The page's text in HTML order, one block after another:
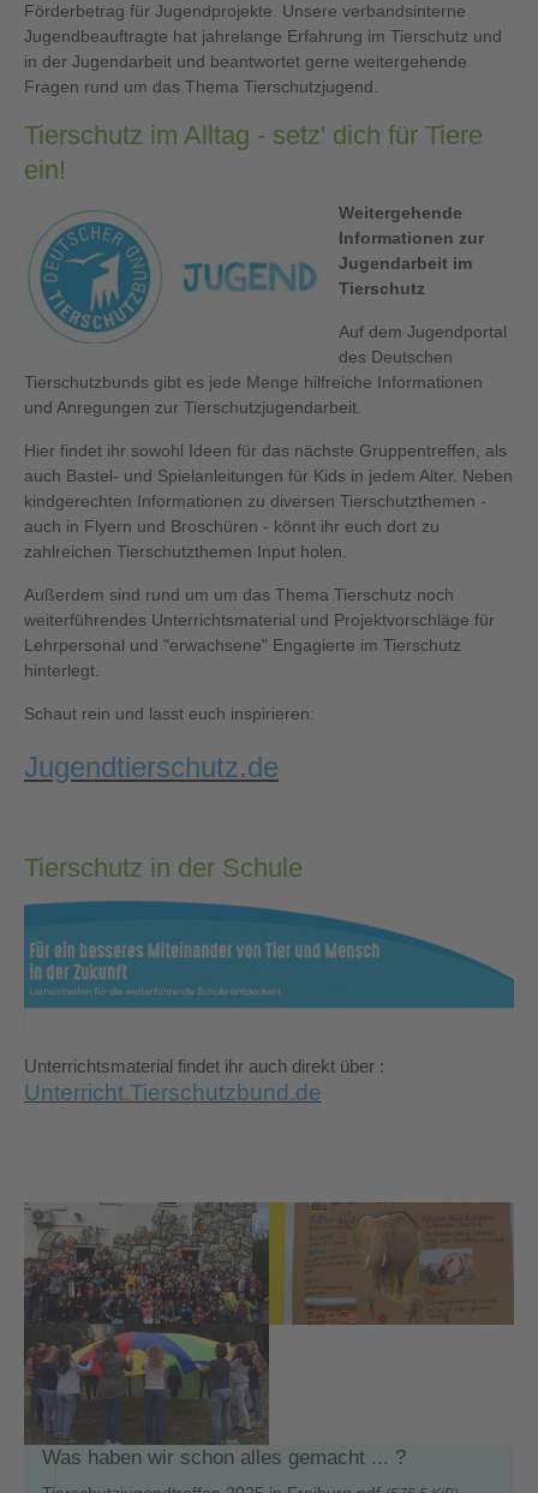
Förderbetrag für Jugendprojekte. Unsere verbandsinterne
Jugendbeauftragte hat jahrelange Erfahrung im Tierschutz und
in der Jugendarbeit und beantwortet gerne weitergehende
Fragen rund um das Thema Tierschutzjugend.
Tierschutz im Alltag - setz' dich für Tiere
ein!
Weitergehende
Informationen zur
Jugendarbeit im
Tierschutz
Auf dem Jugendportal
des Deutschen
Tierschutzbunds gibt es jede Menge hilfreiche Informationen
und Anregungen zur Tierschutzjugendarbeit.
Hier findet ihr sowohl Ideen für das nächste Gruppentreffen, als
auch Bastel- und Spielanleitungen für Kids in jedem Alter. Neben
kindgerechten Informationen zu diversen Tierschutzthemen -
auch in Flyern und Broschüren - könnt ihr euch dort zu
zahlreichen Tierschutzthemen Input holen.
Außerdem sind rund um um das Thema Tierschutz noch
weiterführendes Unterrichtsmaterial und Projektvorschläge für
Lehrpersonal und "erwachsene" Engagierte im Tierschutz
hinterlegt.
Schaut rein und lasst euch inspirieren:
Jugendtierschutz.de
Tierschutz in der Schule
Unterrichtsmaterial findet ihr auch direkt über :
Unterricht.Tierschutzbund.de
Was haben wir schon alles gemacht ... ?